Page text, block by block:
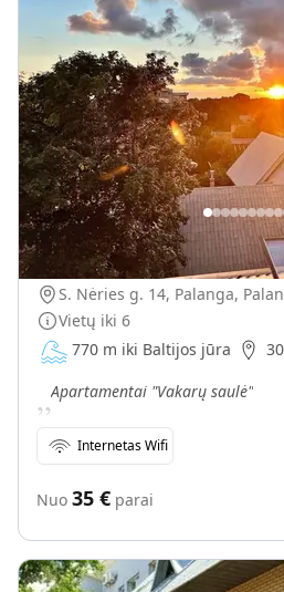
Apartamentai "Vakarų
Vietų iki 6
770 m iki Baltijos jūra
„Apartamentai "Vakarų saulė"
Internetas Wifi
Nuo 35 € parai